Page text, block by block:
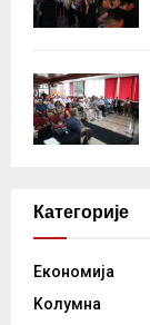
Категорије
Eкономија
Kолумнa